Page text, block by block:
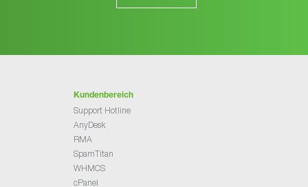
Kundenbereich
Support Hotline
AnyDesk
RMA
SpamTitan
WHMCS
cPanel